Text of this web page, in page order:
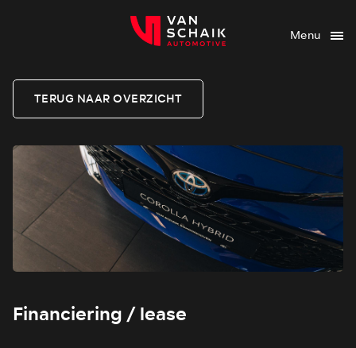
Menu
TERUG NAAR OVERZICHT
Financiering / lease